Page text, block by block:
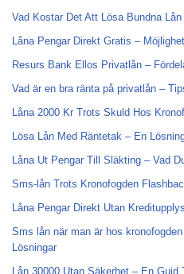
Vad Kostar Det Att Lösa Bundna
Låna Pengar Direkt Gratis –
Resurs Bank Ellos Privatlån –
Vad är en bra ränta på privatlån –
Låna 2000 Kr Trots Skuld Hos
Lösa Lån Med Räntetak – En
Låna Ut Pengar Till Släkting – Vad
Sms-lån Trots Kronofogden
Låna Pengar Direkt Utan
Sms lån när man är hos
Lösningar
Lån 30000 Utan Säkerhet – En